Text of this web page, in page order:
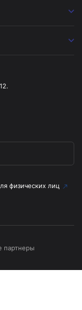
физических лиц
партнеры